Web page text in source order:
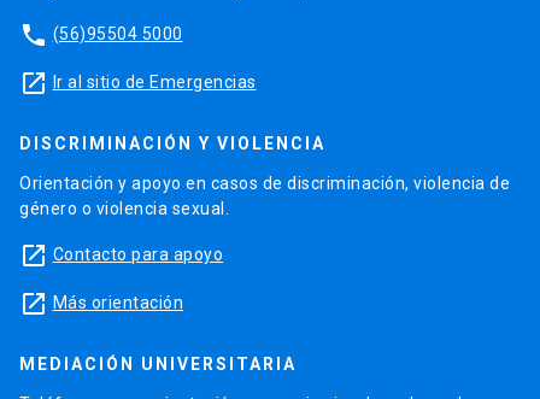
phone (56)95504 5000
launch Ir al sitio de Emergencias
DISCRIMINACIÓN Y VIOLENCIA
Orientación y apoyo en casos de discriminación, violencia de
género o violencia sexual.
launch Contacto para apoyo
launch Más orientación
MEDIACIÓN UNIVERSITARIA